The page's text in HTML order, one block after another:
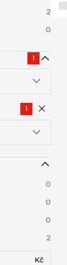
2
0
1
1
0
0
0
2
Kč